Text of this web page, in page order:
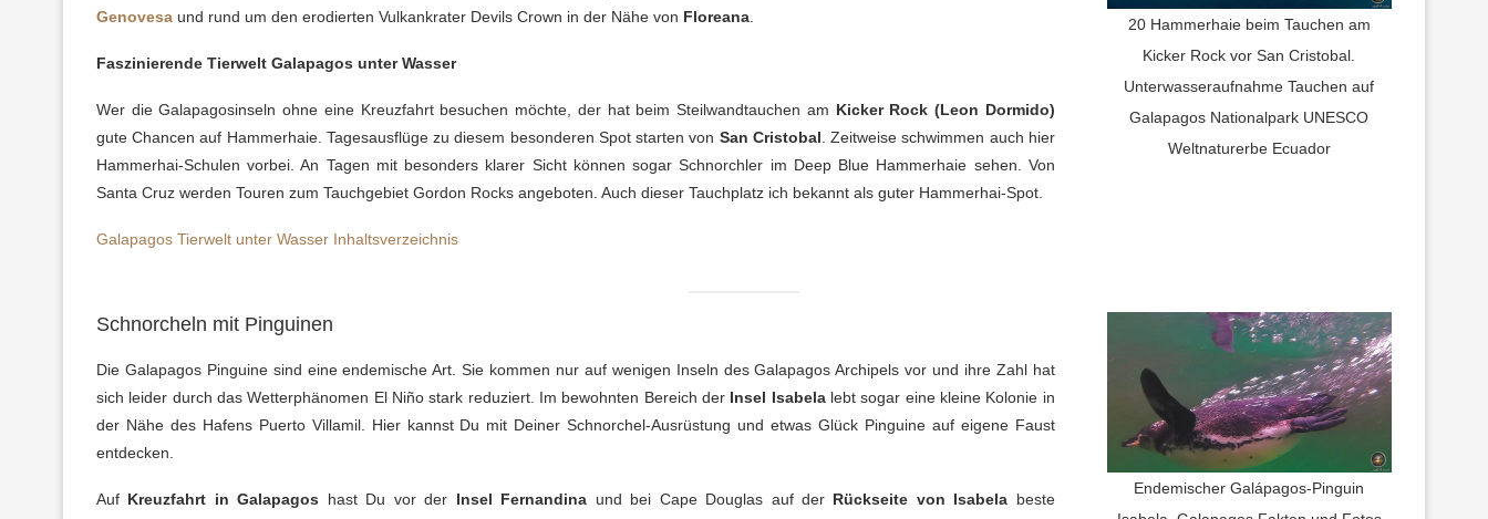
Genovesa und rund um den erodierten Vulkankrater Devils Crown in der Nähe von Floreana
Faszinierende Tierwelt Galapagos unter Wasser
Wer die Galapagosinseln ohne eine Kreuzfahrt besuchen möchte, der hat beim Steilwandtauchen am Kicker Rock (Leon Dormido)
gute Chancen auf Hammerhaie. Tagesausflüge zu diesem besonderen Spot starten von San Cristobal . Zeitweise schwimmen auch hier
Hammerhai-Schulen vorbei. An Tagen mit besonders klarer Sicht können sogar Schnorchler im Deep Blue Hammerhaie sehen. Von
Santa Cruz werden Touren zum Tauchgebiet Gordon Rocks angeboten. Auch dieser Tauchplatz ich bekannt als guter Hammerhai-Spot.
Galapagos Tierwelt unter Wasser Inhaltsverzeichnis
20 Hammerhaie beim Tauchen am
Kicker Rock vor San Cristobal.
Unterwasseraufnahme Tauchen auf
Galapagos Nationalpark UNESCO
Weltnaturerbe Ecuador
Schnorcheln mit Pinguinen
Die Galapagos Pinguine sind eine endemische Art. Sie kommen nur auf wenigen Inseln des Galapagos Archipels vor und ihre Zahl hat
sich leider durch das Wetterphänomen El Niño stark reduziert. Im bewohnten Bereich der Insel Isabelalebt sogar eine kleine Kolonie in
der Nähe des Hafens Puerto Villamil. Hier kannst Du mit Deiner Schnorchel-Ausrüstung und etwas Glück Pinguine auf eigene Faust
entdecken.
Auf Kreuzfahrt in Galapagos hast Du vor der Insel Fernandina und bei Cape Douglas auf der Rückseite von Isabela beste
Endemischer Galápagos-Pinguin